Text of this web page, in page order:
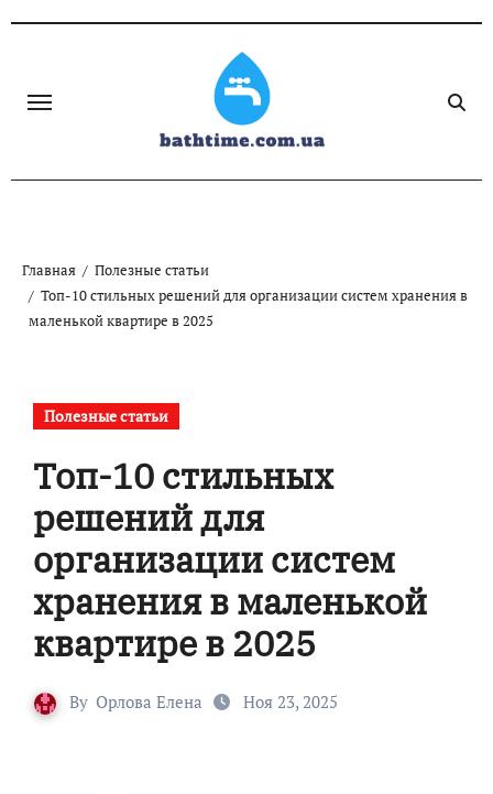
Главная
Полезные статьи
Топ-10 стильных решений для организации систем хранения в
маленькой квартире в 2025
Полезные статьи
Топ-10 стильных
решений для
организации систем
хранения в маленькой
квартире в 2025
By Орлова Елена Ноя 23, 2025